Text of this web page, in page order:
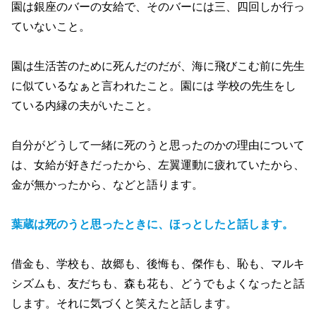
園は銀座のバーの女給で、そのバーには三、四回しか行っ
ていないこと。
園は生活苦のために死んだのだが、海に飛びこむ前に先生
に似ているなぁと言われたこと。園には 学校の先生をし
ている内縁の夫がいたこと。
自分がどうして一緒に死のうと思ったのかの理由について
は、女給が好きだったから、左翼運動に疲れていたから、
金が無かったから、などと語ります。
葉蔵は死のうと思ったときに、ほっとしたと話します。
借金も、学校も、故郷も、後悔も、傑作も、恥も、マルキ
シズムも、友だちも、森も花も、どうでもよくなったと話
します。それに気づくと笑えたと話します。